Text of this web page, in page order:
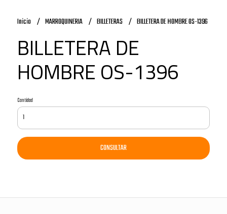
Inicio MARROQUINERIA BILLETERAS BILLETERA DE HOMBRE OS-1396
BILLETERA DE
HOMBRE OS-1396
Cantidad
CONSULTAR